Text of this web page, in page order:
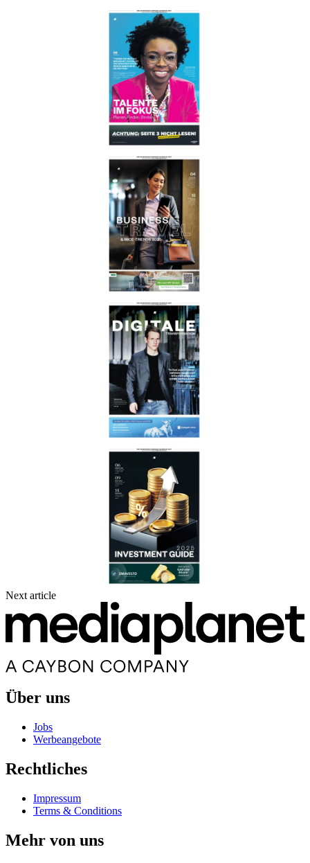
Next article
Über uns
Jobs
Werbeangebote
Rechtliches
Impressum
Terms & Conditions
Mehr von uns